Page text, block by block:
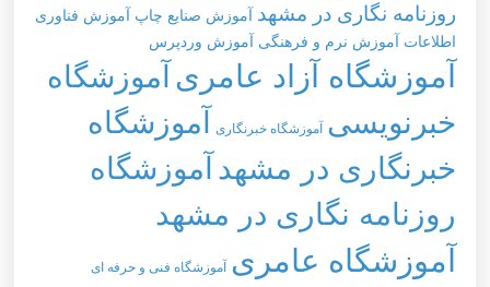
روزنامه نگاری در مشهد آموزش صنایع چاپ آموزش فناوری
اطلاعات آموزش نرم و فرهنگی آموزش وردپرس
آموزشگاه آزاد عامری آموزشگاه
خبرنویسی آموزشگاه خبرنگاری آموزشگاه
خبرنگاری در مشهد آموزشگاه
روزنامه نگاری در مشهد
آموزشگاه عامری آموزشگاه فنی و حرفه ای